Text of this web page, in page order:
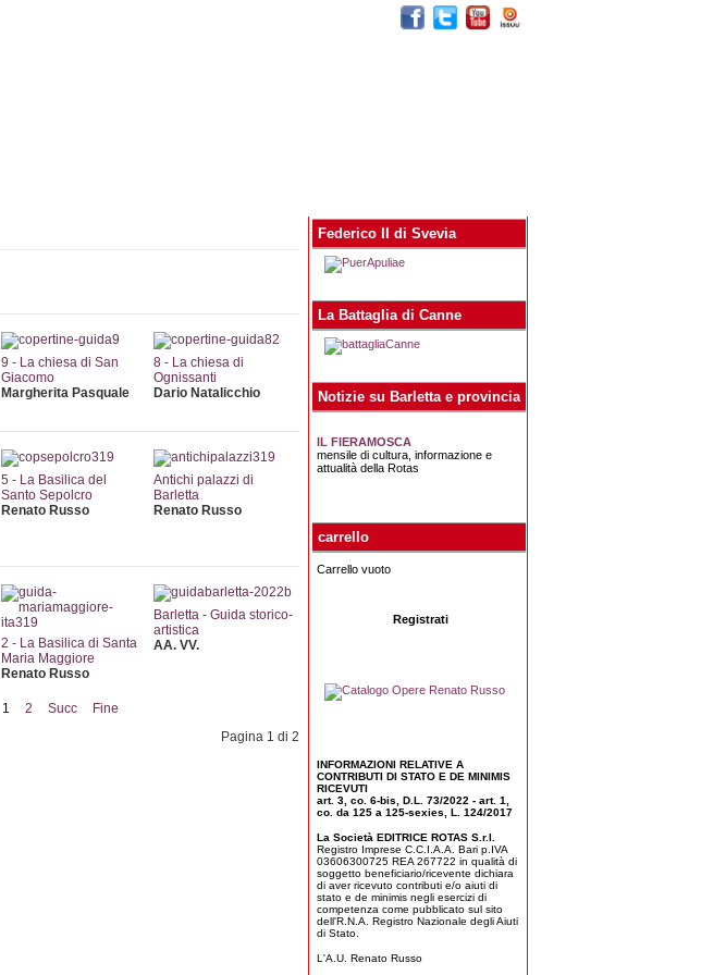
9 - La chiesa di San
Giacomo
Margherita Pasquale
8 - La chiesa di
Ognissanti
Dario Natalicchio
5 - La Basilica del
Santo Sepolcro
Renato Russo
Antichi palazzi di
Barletta
Renato Russo
2 - La Basilica di Santa
Maria Maggiore
Renato Russo
Barletta - Guida storico-
artistica
AA. VV.
1 2 Succ
Fine
Pagina 1 di 2
Federico II di Svevia
La Battaglia di Canne
Notizie su Barletta e provincia
IL FIERAMOSCA
mensile di cultura, informazione e
attualità della Rotas
carrello
Carrello vuoto
Registrati
INFORMAZIONI RELATIVE A
CONTRIBUTI DI STATO E DE MINIMIS
RICEVUTI
art. 3, co. 6-bis, D.L. 73/2022 - art. 1,
co. da 125 a 125-sexies, L. 124/2017
La Società EDITRICE ROTAS S.r.l.
Registro Imprese C.C.I.A.A. Bari p.IVA
03606300725 REA 267722 in qualità di
soggetto beneficiario/ricevente dichiara
di aver ricevuto contributi e/o aiuti di
stato e de minimis negli esercizi di
competenza come pubblicato sul sito
dell'R.N.A. Registro Nazionale degli Aiuti
di Stato.
L'A.U. Renato Russo